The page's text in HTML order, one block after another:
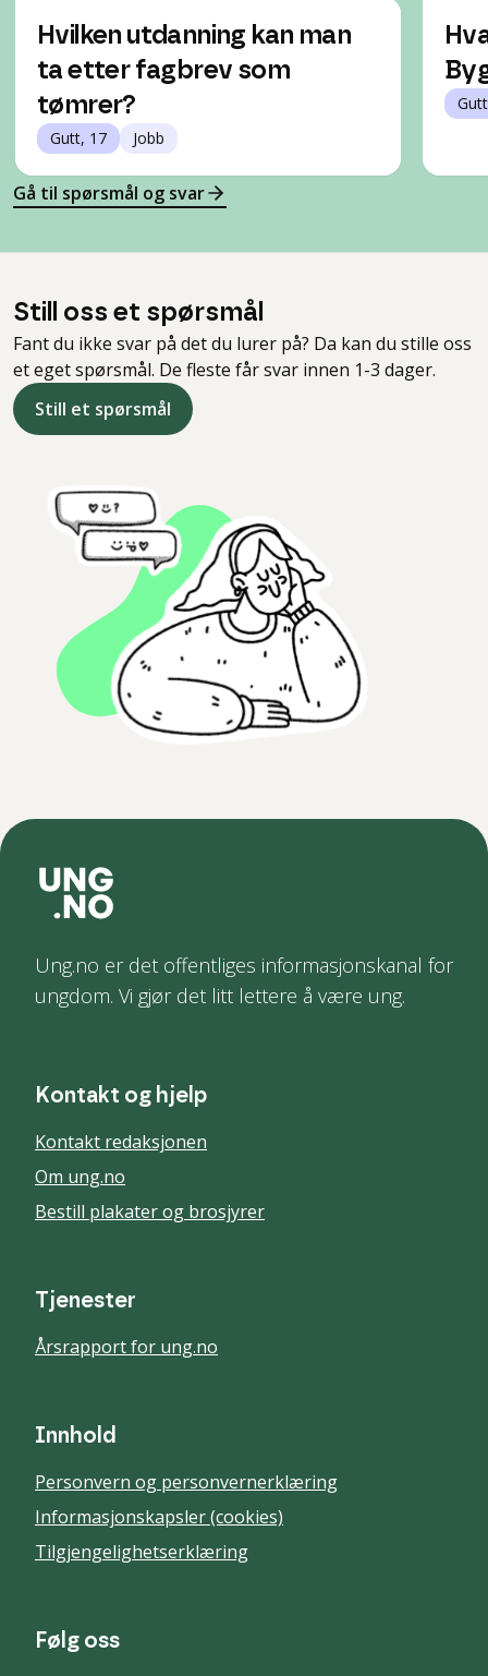
Hvilken utdanning kan man
ta etter fagbrev som
tømrer?
Gutt, 17 Jobb
Gå til spørsmål og svar
Still oss et spørsmål
Fant du ikke svar på det du lurer på? Da kan du stille oss
et eget spørsmål. De fleste får svar innen 1-3 dager.
Still et spørsmål
Ung.no er det offentliges informasjonskanal for
ungdom. Vi gjør det litt lettere å være ung.
Kontakt og hjelp
Kontakt redaksjonen
Om ung.no
Bestill plakater og brosjyrer
Tjenester
Årsrapport for ung.no
Innhold
Personvern og personvernerklæring
Informasjonskapsler (cookies)
Tilgjengelighetserklæring
Følg oss